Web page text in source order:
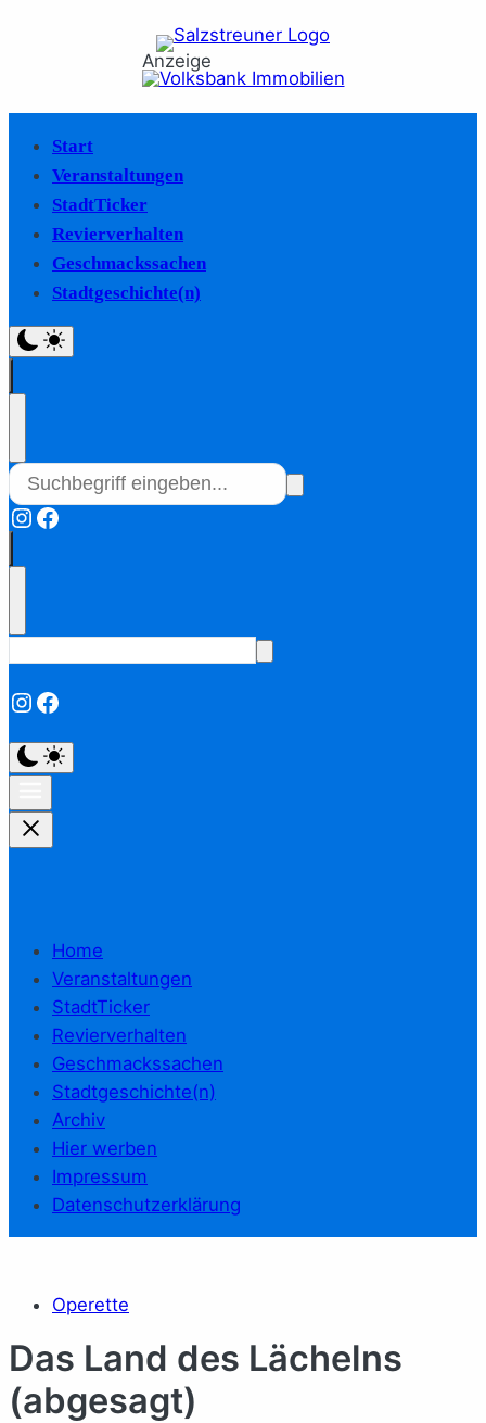
Anzeige
Start
Veranstaltungen
StadtTicker
Revierverhalten
Geschmackssachen
Stadtgeschichte(n)
Instagram
Facebook
Instagram
Facebook
Home
Veranstaltungen
StadtTicker
Revierverhalten
Geschmackssachen
Stadtgeschichte(n)
Archiv
Hier werben
Impressum
Datenschutzerklärung
Operette
Das Land des Lächelns
(abgesagt)